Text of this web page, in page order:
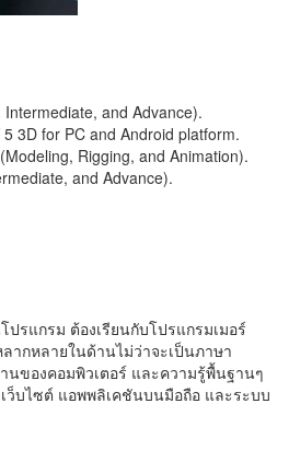
and Advance).
3D for PC and Android platform.
Rigging, and Animation).
and Advance).
ปรแกรม ต้องเรียนกับโปรแกรมเมอร์
ากหลายในด้านไม่ว่าจะเป็นภาษา
นของคอมพิวเตอร์ และความรู้พื้นฐานๆ
บไซต์ แอพพลิเคชันบนมือถือ และระบบ